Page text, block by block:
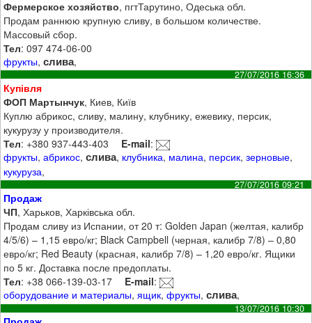
Фермерское хозяйство, пгтТарутино, Одеська обл.
Продам раннюю крупную сливу, в большом количестве.
Массовый сбор.
Тел: 097 474-06-00
фрукты,слива,
27/07/2016 16:36
Купівля
ФОП Мартынчук, Киев, Київ
Куплю абрикос, сливу, малину, клубнику, ежевику, персик,
кукурузу у производителя.
Тел: +380 937-443-403 E-mail:
фрукты,абрикос,слива, клубника, малина, персик,зерновые,
кукуруза,
27/07/2016 09:21
Продаж
ЧП, Харьков, Харківська обл.
Продам сливу из Испании, от 20 т: Golden Japan (желтая, калибр
4/5/6) – 1,15 евро/кг; Black Campbell (черная, калибр 7/8) – 0,80
евро/кг; Red Beauty (красная, калибр 7/8) – 1,20 евро/кг. Ящики
по 5 кг. Доставка после предоплаты.
Тел: +38 066-139-03-17 E-mail:
оборудование и материалы,ящик,фрукты,слива,
13/07/2016 10:30